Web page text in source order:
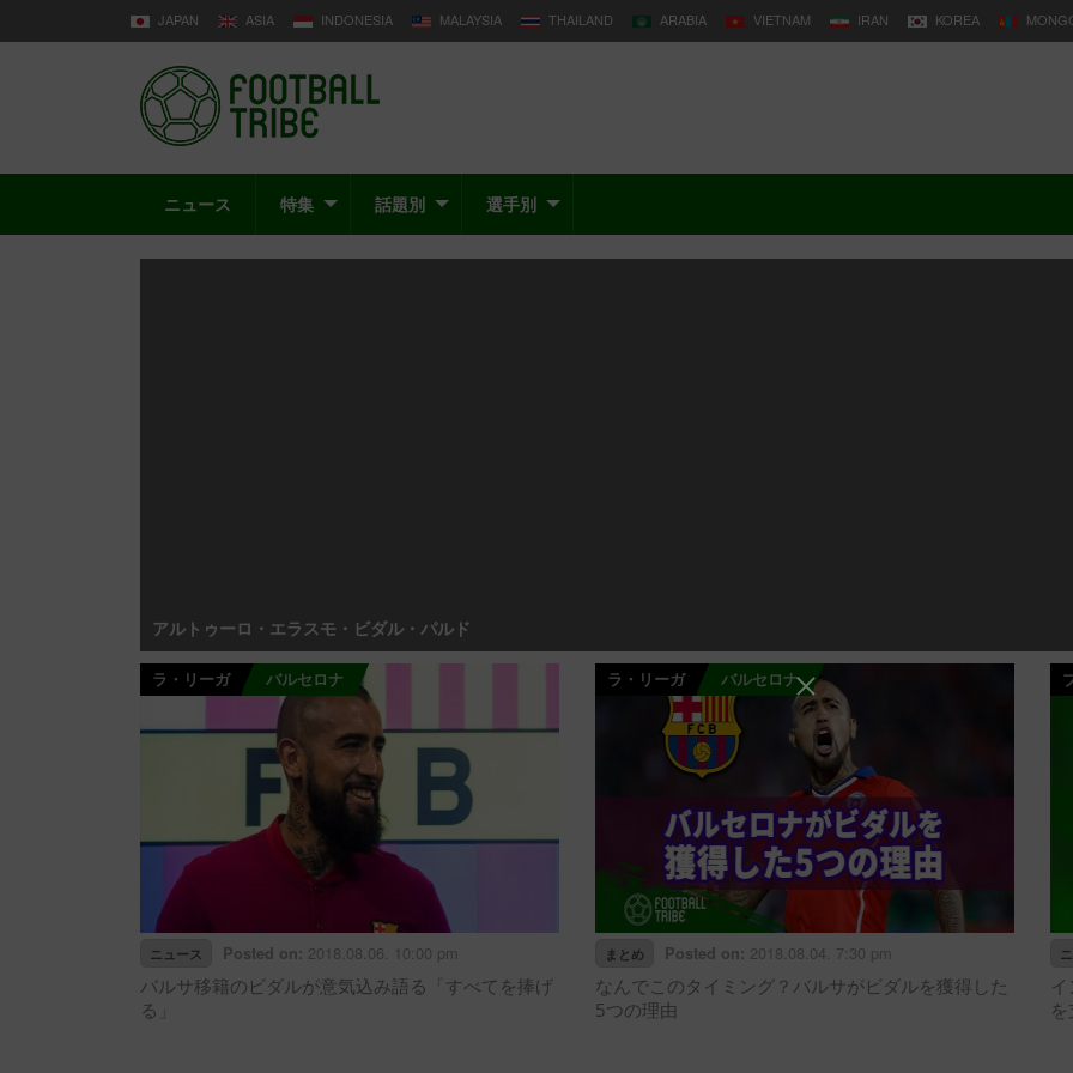
JAPAN ASIA INDONESIA MALAYSIA THAILAND ARABIA VIETNAM IRAN KOREA
ニュース 特集 話題別 選手別
アルトゥーロ・エラスモ・ビダル・パルド
ラ・リーガ バルセロナ
ニュース Posted on: 2018.08.06. 10:00 pm
バルサ移籍のビダルが意気込み語る「すべてを捧げ
る」
ラ・リーガ バルセロナ
まとめ Posted on: 2018.08.04. 7:30 pm
なんでこのタイミング？バルサがビダルを獲得した
5つの理由